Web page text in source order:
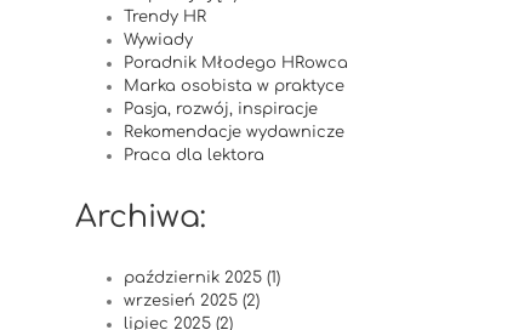
Trendy HR
Wywiady
Poradnik Młodego HRowca
Marka osobista w praktyce
Pasja, rozwój, inspiracje
Rekomendacje wydawnicze
Praca dla lektora
Archiwa:
październik 2025 (1)
wrzesień 2025 (2)
lipiec 2025 (2)